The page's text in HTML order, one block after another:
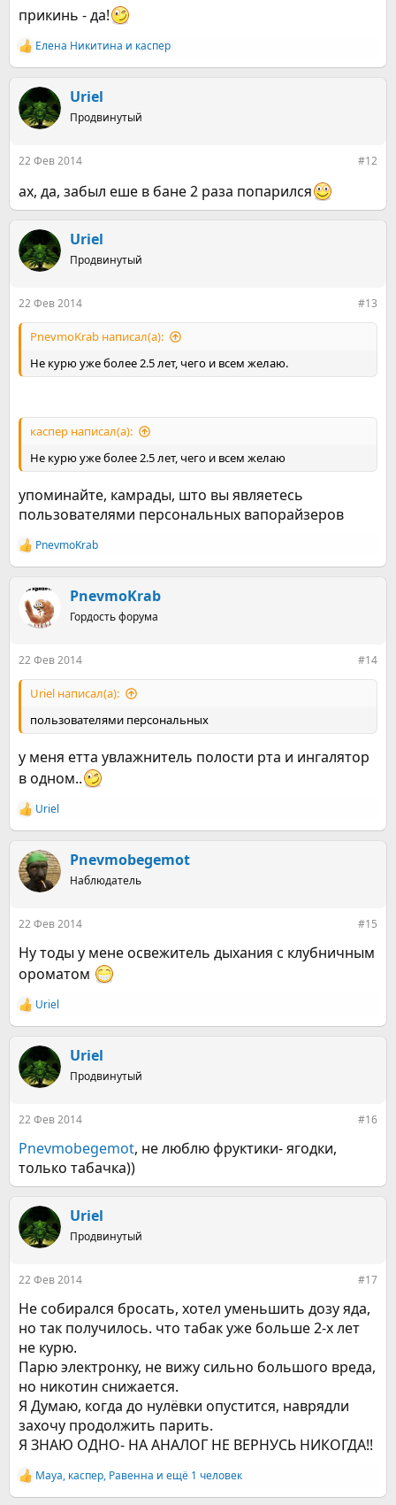
прикинь - да!
Р
е
к
ц
и
Елена Никитина и каспер
Uriel
Продвинутый
22 Фев 2014 #12
ах, да, забыл еше в бане 2 раза попарился
Uriel
Продвинутый
22 Фев 2014 #13
PnevmoKrab написал(а):
Не курю уже более 2.5 лет, чего и всем желаю.
каспер написал(а):
Не курю уже более 2.5 лет, чего и всем желаю
упоминайте, камрады, што вы являетесь
пользователями персональных вапорайзеров
Р
е
ц
PnevmoKrab
PnevmoKrab
Гордость форума
22 Фев 2014 #14
Uriel написал(а):
пользователями персональных
у меня етта увлажнитель полости рта и ингалятор
в одном..
Р
е
к
ц
и
Uriel
Pnevmobegemot
Наблюдатель
22 Фев 2014 #15
Ну тоды у мене освежитель дыхания с клубничным
ороматом
Р
е
к
ц
и
Uriel
Uriel
Продвинутый
22 Фев 2014 #16
Pnevmobegemot, не люблю фруктики- ягодки,
только табачка))
Uriel
Продвинутый
22 Фев 2014 #17
Не собирался бросать, хотел уменьшить дозу яда,
но так получилось. что табак уже больше 2-х лет
не курю.
Парю электронку, не вижу сильно большого вреда,
но никотин снижается.
Я Думаю, когда до нулёвки опустится, наврядли
захочу продолжить парить.
Я ЗНАЮ ОДНО- НА АНАЛОГ НЕ ВЕРНУСЬ НИКОГДА!!
Р
е
Maya, каспер, Равенна и ещё 1 человек